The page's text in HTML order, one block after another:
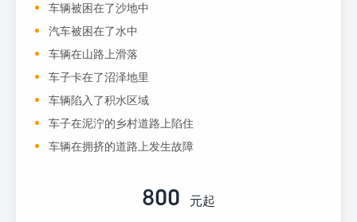
车辆被困在了沙地中
汽车被困在了水中
车辆在山路上滑落
车子卡在了沼泽地里
车辆陷入了积水区域
车子在泥泞的乡村道路上陷住
车辆在拥挤的道路上发生故障
800 元起